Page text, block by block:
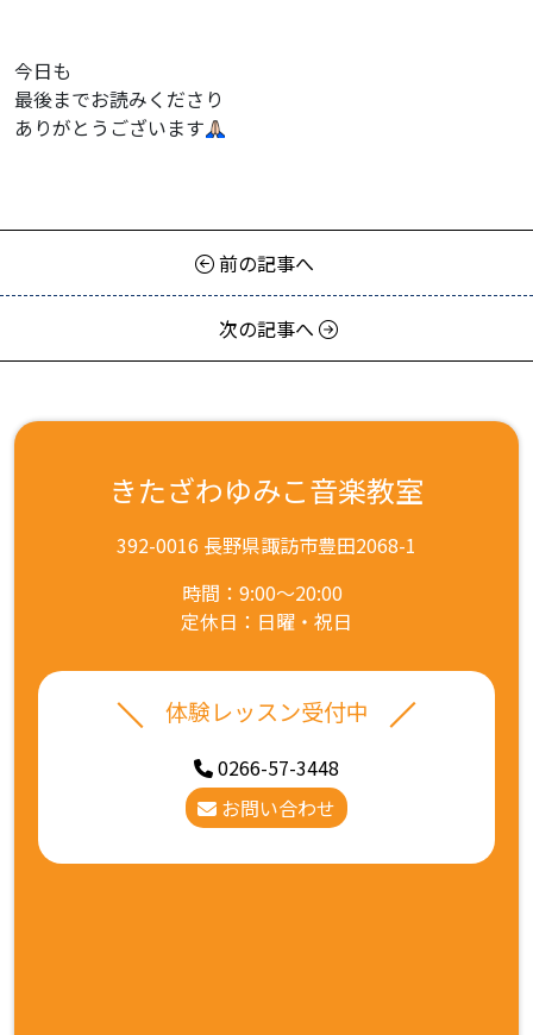
今日も
最後までお読みくださり
ありがとうございます
前の記事へ
次の記事へ
きたざわゆみこ音楽教室
392-0016 長野県諏訪市豊田2068-1
時間：9:00～20:00
定休日：日曜・祝日
体験レッスン受付中
0266-57-3448
お問い合わせ